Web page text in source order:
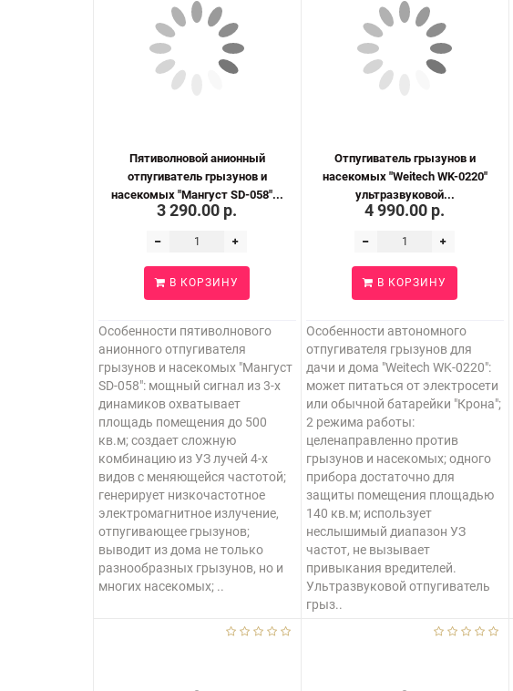
Пятиволновой анионный
отпугиватель грызунов и
насекомых "Мангуст SD-058"...
3 290.00 р.
В КОРЗИНУ
Особенности пятиволнового
анионного отпугивателя
грызунов и насекомых "Мангуст
SD-058": мощный сигнал из 3-х
динамиков охватывает
площадь помещения до 500
кв.м; создает сложную
комбинацию из УЗ лучей 4-х
видов с меняющейся частотой;
генерирует низкочастотное
электромагнитное излучение,
отпугивающее грызунов;
выводит из дома не только
разнообразных грызунов, но и
многих насекомых; ..
Отпугиватель грызунов и
насекомых "Weitech WK-0220"
ультразвуковой...
4 990.00 р.
В КОРЗИНУ
Особенности автономного
отпугивателя грызунов для
дачи и дома "Weitech WK-0220":
может питаться от электросети
или обычной батарейки "Крона";
2 режима работы:
целенаправленно против
грызунов и насекомых; одного
прибора достаточно для
защиты помещения площадью
140 кв.м; использует
неслышимый диапазон УЗ
частот, не вызывает
привыкания вредителей.
Ультразвуковой отпугиватель
грыз..